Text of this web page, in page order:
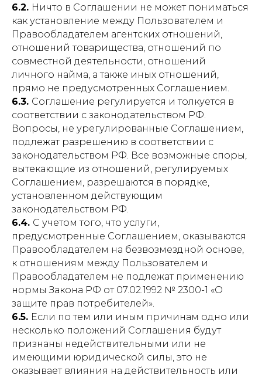
6.2. Ничто в Соглашении не может пониматься
как установление между Пользователем и
Правообладателем агентских отношений,
отношений товарищества, отношений по
совместной деятельности, отношений
личного найма, а также иных отношений,
прямо не предусмотренных Соглашением.
6.3. Соглашение регулируется и толкуется в
соответствии с законодательством РФ.
Вопросы, не урегулированные Соглашением,
подлежат разрешению в соответствии с
законодательством РФ. Все возможные споры,
вытекающие из отношений, регулируемых
Соглашением, разрешаются в порядке,
установленном действующим
законодательством РФ.
6.4. С учетом того, что услуги,
предусмотренные Соглашением, оказываются
Правообладателем на безвозмездной основе,
к отношениям между Пользователем и
Правообладателем не подлежат применению
нормы Закона РФ от 07.02.1992 № 2300-1 «О
защите прав потребителей».
6.5. Если по тем или иным причинам одно или
несколько положений Соглашения будут
признаны недействительными или не
имеющими юридической силы, это не
оказывает влияния на действительность или